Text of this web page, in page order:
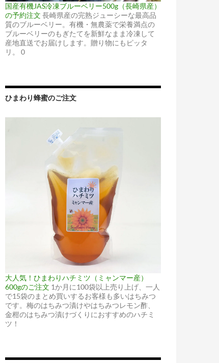
国産有機JAS冷凍ブルーベリー500g（長崎県産）
の予約注文 長崎県産の完熟ジューシーな最高品
質のブルーベリー。有機・無農薬で栄養満点の
ブルーベリーのもぎたてを新鮮なまま冷凍して
産地直送でお届けします。贈り物にもピッタ
リ。 0
ひまわり蜂蜜のご注文
大人気！ひまわりハチミツ（ミャンマー産）
600gのご注文 1か月に100袋以上売り上げ、一人
で15袋のまとめ買いするお客様も多いはちみつ
です。梅のはちみつ漬けやはちみつレモン酢、
金柑のはちみつ漬けづくりにおすすめのハチミ
ツ！